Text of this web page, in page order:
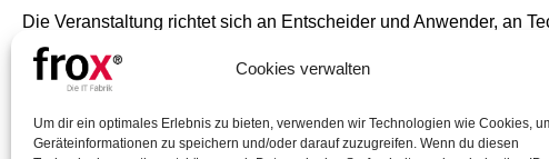
Cookies verwalten
Um dir ein optimales Erlebnis zu bieten, verwenden wir Technologien wie Cookies,
Geräteinformationen zu speichern und/oder darauf zuzugreifen. Wenn du diesen
Die Veranstaltung richtet sich an Entscheider und Anwender, an
an den Hoch- und Tiefbau.
Bei Fragen oder besonderen Wünschen, nehmen Sie bitte direkt